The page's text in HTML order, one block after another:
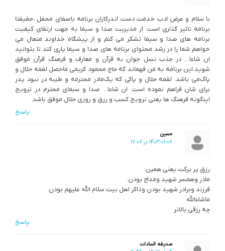
با سلام و عرض ادب خدمت دست اندرکاران برنامه باصفای محفل ،حقیقتا
برنامه تاثیر گذاری است. از مدیریت صدا و سیما به جهت ارتقای کیفیت
برنامه های صدا و سیما تشکر می کنم و از پیشگاه خداوند متعال می
خواهم شما را در رشد محتوای برنامه های صدا و سیما یاری کند تا بتوانید
ان شاءا… در جذب نسل جوان به قرآن و معارف و فرهنگ قرآن موفق
شوید.این برنامه به من فهماند که حاج محمود کریمی ماحصل لقمه حلال و
پاک‌می باشد. لقمه حلال و پاکی که یک‌مادر محترمه و طیبه در نبود پدر
برای شان فراهم نموده است. ان شاءا… صدا و سبمای محترم در ترویج
اینگونه فرهنگ ها یعنی ترویج کسب و رزق و روزی حلال موفق باشد.
پاسخ
حسین
1403-01-07 در 17:07
رزق پر برکت یعنی همین:
مادر وهمسر شهید ومداح بودن.
فرزند وبرادر شهید بودن وذاکر اهل بیت سلام الله علیهم بودن.
ماشاءالله
چه رزقی بالاتر
پاسخ
صدیقه السادات